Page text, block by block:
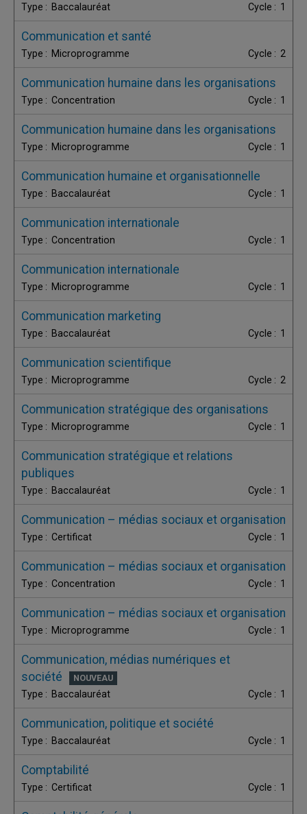
Baccalauréat 1
Communication et santé
Microprogramme 2
Communication humaine dans les organisations
Concentration 1
Communication humaine dans les organisations
Microprogramme 1
Communication humaine et organisationnelle
Baccalauréat 1
Communication internationale
Concentration 1
Communication internationale
Microprogramme 1
Communication marketing
Baccalauréat 1
Communication scientifique
Microprogramme 2
Communication stratégique des organisations
Microprogramme 1
Communication stratégique et relations
publiques
Baccalauréat 1
Communication – médias sociaux et organisation
Certificat 1
Communication – médias sociaux et organisation
Concentration 1
Communication – médias sociaux et organisation
Microprogramme 1
Communication, médias numériques et
société
Baccalauréat 1
Communication, politique et société
Baccalauréat 1
Comptabilité
Certificat 1